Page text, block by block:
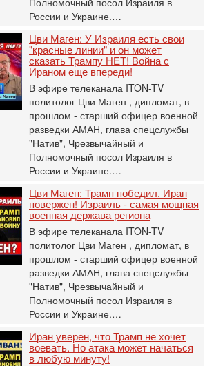
России и Украине.…
Цви Маген: У Израиля есть свои
"красные линии" и он может
сказать Трампу НЕТ! Война с
Ираном еще впереди!
В эфире телеканала ITON-TV
политолог Цви Маген , дипломат, в
прошлом - старший офицер военной
разведки АМАН, глава спецслужбы
"Натив", ‎Чрезвычайный и
Полномочный посол Израиля в
России и Украине.…
Цви Маген: Трамп победил. Иран
повержен! Израиль - самая мощная
военная держава региона
В эфире телеканала ITON-TV
политолог Цви Маген , дипломат, в
прошлом - старший офицер военной
разведки АМАН, глава спецслужбы
"Натив", ‎Чрезвычайный и
Полномочный посол Израиля в
России и Украине.…
Иран уверен, что Трамп не хочет
воевать. Но атака может начаться
в любую минуту!